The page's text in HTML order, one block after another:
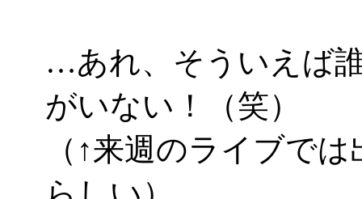
…あれ、そういえば
がいない！（笑）
（↑来週のライブで